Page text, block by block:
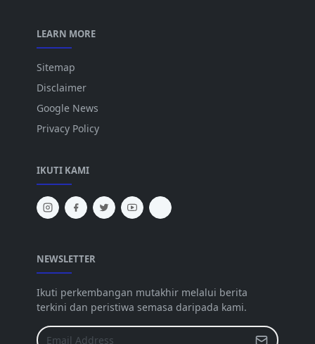
LEARN MORE
Sitemap
Disclaimer
Google News
Privacy Policy
IKUTI KAMI
NEWSLETTER
Ikuti perkembangan mutakhir melalui berita
terkini dan peristiwa semasa daripada kami.